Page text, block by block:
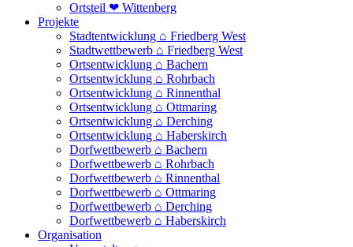
Ortsteil ❤ Wittenberg
Projekte
Stadtentwicklung ⌂ Friedberg West
Stadtwettbewerb ⌂ Friedberg West
Ortsentwicklung ⌂ Bachern
Ortsentwicklung ⌂ Rohrbach
Ortsentwicklung ⌂ Rinnenthal
Ortsentwicklung ⌂ Ottmaring
Ortsentwicklung ⌂ Derching
Ortsentwicklung ⌂ Haberskirch
Dorfwettbewerb ⌂ Bachern
Dorfwettbewerb ⌂ Rohrbach
Dorfwettbewerb ⌂ Rinnenthal
Dorfwettbewerb ⌂ Ottmaring
Dorfwettbewerb ⌂ Derching
Dorfwettbewerb ⌂ Haberskirch
Organisation